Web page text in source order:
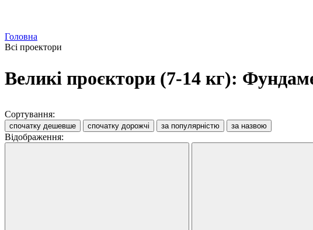
Головна
Всі проектори
Великі проєктори (7-14 кг):
Сортування:
спочатку дешевше спочатку дорожчі за популярністю за назвою
Відображення: